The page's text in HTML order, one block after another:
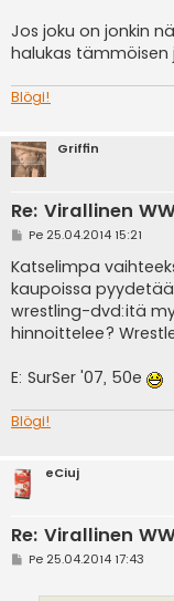
Jos joku on jonkin
halukas
Blögi!
Griffin
Re: Virallinen
V
e
s
t
i
Pe 25.04.2014 15:21
Katselimpa
kaupoissa
wrestling-dvd:itä
hinnoittelee?
E: SurSer '07, 50e
Blögi!
eCiuj
Re: Virallinen
VPe 25.04.2014 17:43